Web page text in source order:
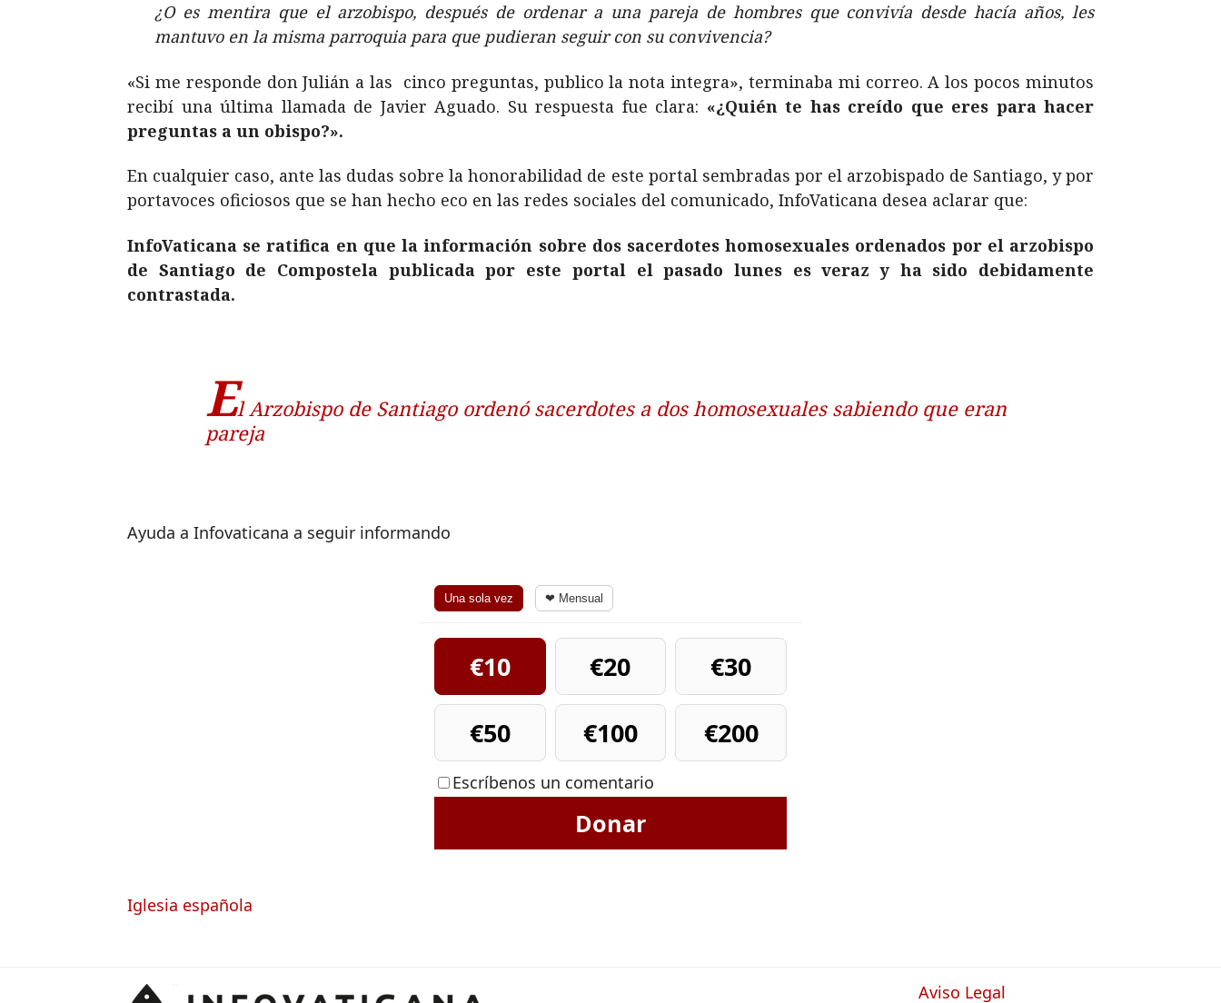
¿O es mentira que el arzobispo, después de ordenar a una pareja de hombres que convivía desde hacía años, les
mantuvo en la misma parroquia para que pudieran seguir con su convivencia?
«Si me responde don Julián a las cinco preguntas, publico la nota integra», terminaba mi correo. A los pocos minutos
recibí una última llamada de Javier Aguado. Su respuesta fue clara: «¿Quién te has creído que eres para hacer
preguntas a un obispo?».
En cualquier caso, ante las dudas sobre la honorabilidad de este portal sembradas por el arzobispado de Santiago, y por
portavoces oficiosos que se han hecho eco en las redes sociales del comunicado, InfoVaticana desea aclarar que:
InfoVaticana se ratifica en que la información sobre dos sacerdotes homosexuales ordenados por el arzobispo
de Santiago de Compostela publicada por este portal el pasado lunes es veraz y ha sido debidamente
contrastada.
El Arzobispo de Santiago ordenó sacerdotes a dos homosexuales sabiendo que eran
pareja
Ayuda a Infovaticana a seguir informando
Una sola vez ❤ Mensual
€10 €20
€30
€50
€100 €200
Escríbenos un comentario
Donar
Iglesia española
Aviso Legal